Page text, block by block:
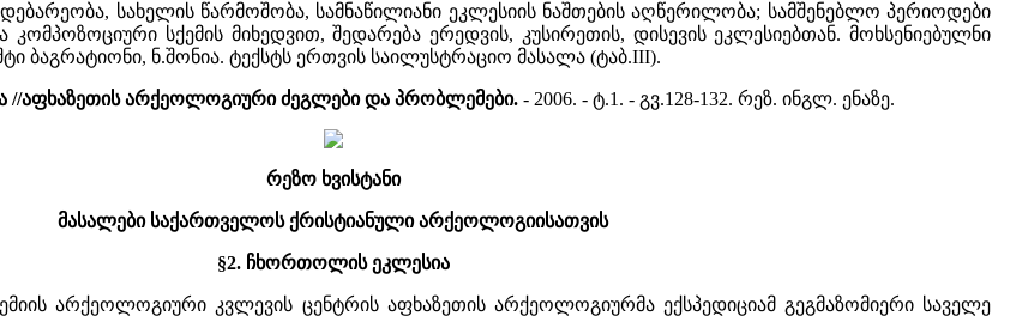
სახელის წარმოშობა, სამნაწილიანი ეკლესიის ნაშთების აღწერილობა; სამშენებლო პერიოდები
კომპოზოციური სქემის მიხედვით, შედარება ერედვის, კუსირეთის, დისევის ეკლესიებთან. მოხსენიებულნი
ბაგრატიონი, ნ.შონია. ტექსტს ერთვის საილუსტრაციო მასალა (ტაბ.III).
//აფხაზეთის არქეოლოგიური ძეგლები და პრობლემები. - 2006. - ტ.1. - გვ.128-132. რეზ. ინგლ. ენაზე.
რეზო ხვისტანი
მასალები საქართველოს ქრისტიანული არქეოლოგიისათვის
§2. ჩხორთოლის ეკლესია
არქეოლოგიური კვლევის ცენტრის აფხაზეთის არქეოლოგიურმა ექსპედიციამ გეგმაზომიერი საველე